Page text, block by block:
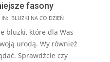
fasony
IN: BLUZKI NA CO DZIEŃ
bluzki, które dla Was
urodą. Wy również
Sprawdźcie czy